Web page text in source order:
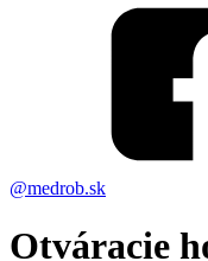
@medrob.sk
Otváracie